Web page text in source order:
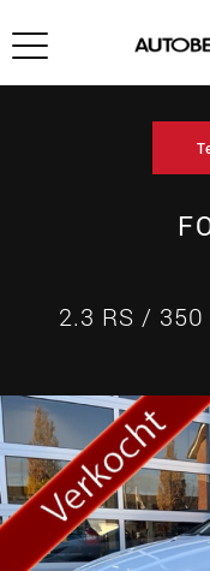
2.3 RS /